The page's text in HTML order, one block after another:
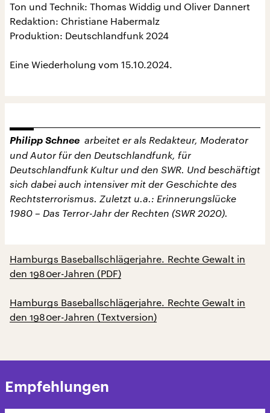
Ton und Technik: Thomas Widdig und Oliver Dannert
Redaktion: Christiane Habermalz
Produktion: Deutschlandfunk 2024
Eine Wiederholung vom 15.10.2024.
Philipp Schnee arbeitet er als Redakteur, Moderator
und Autor für den Deutschlandfunk, für
Deutschlandfunk Kultur und den SWR. Und beschäftigt
sich dabei auch intensiver mit der Geschichte des
Rechtsterrorismus. Zuletzt u.a.: Erinnerungslücke
1980 – Das Terror-Jahr der Rechten (SWR 2020).
Hamburgs Baseballschlägerjahre. Rechte Gewalt in
den 1980er-Jahren (PDF)
Hamburgs Baseballschlägerjahre. Rechte Gewalt in
den 1980er-Jahren (Textversion)
Empfehlungen